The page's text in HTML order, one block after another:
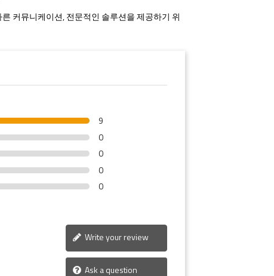
커뮤니케이션, 전문적인 솔루션을 제공하기 위
9
0
0
0
0
Write your review
Ask a question